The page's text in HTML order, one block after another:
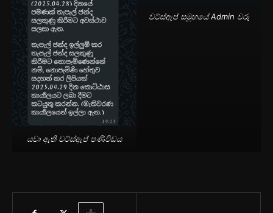
යවා ඇති වට්ස්ඇප් පණිවිඩය
වට්ස්ඇප් සමූහයේ Admin වරු